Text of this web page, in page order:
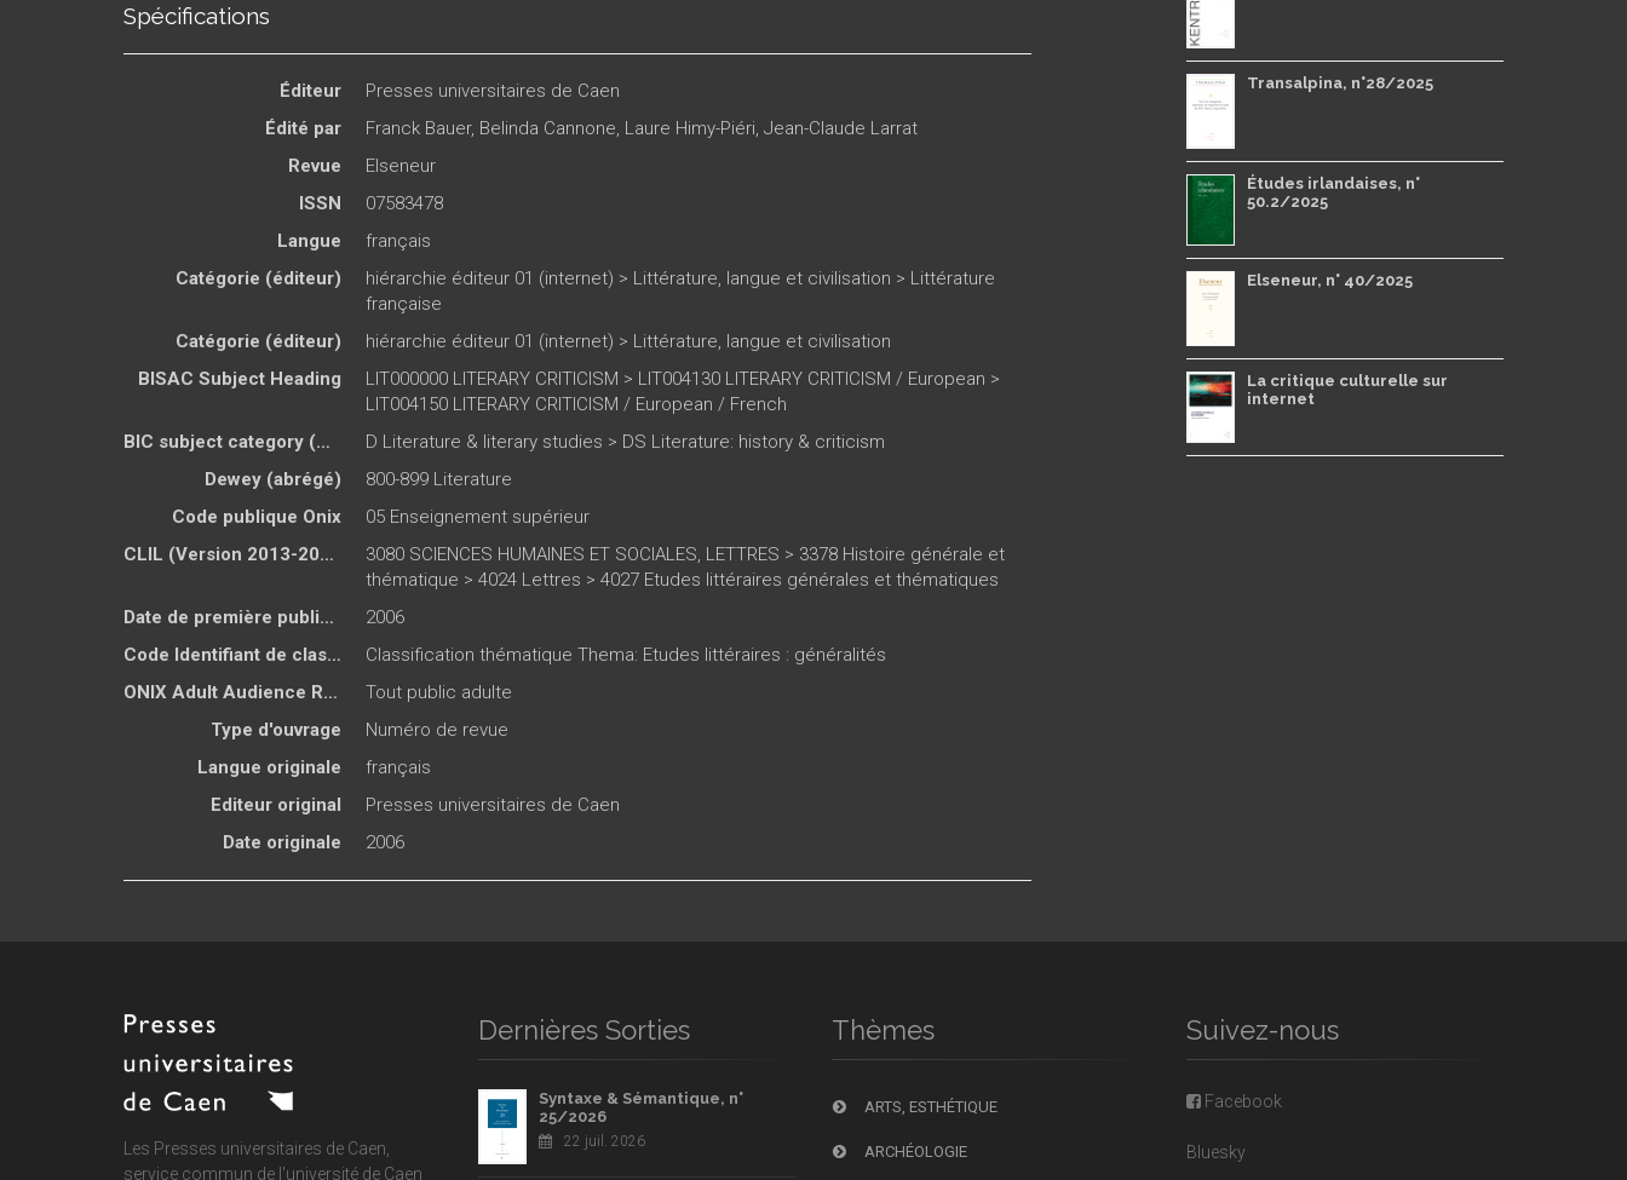
Spécifications
Éditeur
Presses universitaires de Caen
Édité par
Franck Bauer, Belinda Cannone Laure Himy-Piéri Jean-Claude Larrat
Revue
Elseneur
ISSN
07583478
Langue
français
Catégorie (éditeur)
hiérarchie éditeur 01 (internet) > Littérature, langue et civilisation > Littérature
française
Catégorie (éditeur)
hiérarchie éditeur 01 (internet) > Littérature, langue et civilisation
BISAC Subject Heading
LIT000000 LITERARY CRITICISM > LIT004130 LITERARY CRITICISM / European >
LIT004150 LITERARY CRITICISM / European / French
BIC subject category (UK)
D Literature & literary studies > DS Literature: history & criticism
Dewey (abrégé)
800-899 Literature
Code publique Onix
05 Enseignement supérieur
CLIL (Version 2013-2019 )
3080 SCIENCES HUMAINES ET SOCIALES, LETTRES > 3378 Histoire générale et
thématique > 4024 Lettres > 4027 Etudes littéraires générales et thématiques
Date de première publication du titre
2006
Code Identifiant de classement sujet
Classification thématique Thema: Etudes littéraires : généralités
ONIX Adult Audience Rating
Tout public adulte
Type d'ouvrage
Numéro de revue
Langue originale
français
Editeur original
Presses universitaires de Caen
Date originale
2006
Transalpina, n°28/2025
Études irlandaises, n°
50.2/2025
Elseneur, n° 40/2025
La critique culturelle sur
internet
Les Presses universitaires de Caen,
service commun de l'université de Caen
Dernières Sorties
Syntaxe & Sémantique, n°
25/2026
22 juil. 2026
Thèmes
ARTS, ESTHÉTIQUE
ARCHÉOLOGIE
Suivez-nous
Facebook
Bluesky